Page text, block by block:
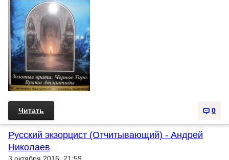
0
Читать
Русский экзорцист (Отчитывающий) - Андрей
Николаев